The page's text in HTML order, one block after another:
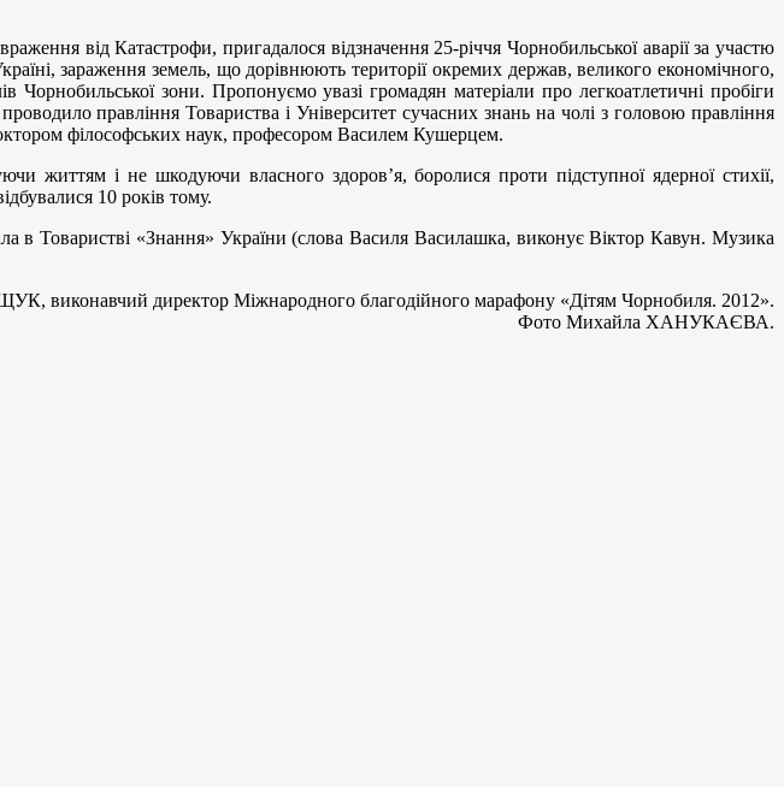
від Катастрофи, пригадалося відзначення 25-річчя Чорнобильської аварії за участю
зараження земель, що дорівнюють території окремих держав, великого економічного,
Чорнобильської зони. Пропонуємо увазі громадян матеріали про легкоатлетичні пробіги
правління Товариства і Університет сучасних знань на чолі з головою правління
філософських наук, професором Василем Кушерцем.
життям і не шкодуючи власного здоров’я, боролися проти підступної ядерної стихії,
10 років тому.
в Товаристві «Знання» України (слова Василя Василашка, виконує Віктор Кавун. Музика
виконавчий директор Міжнародного благодійного марафону «Дітям Чорнобиля. 2012».
Фото Михайла ХАНУКАЄВА.